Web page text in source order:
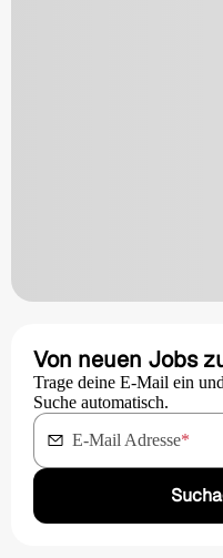
Von neuen Jobs
Trage deine E-Mail ein
Suche automatisch.
E-Mail Adresse*